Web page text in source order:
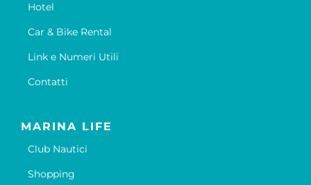
Hotel
Car & Bike Rental
Link e Numeri Utili
Contatti
MARINA LIFE
Club Nautici
Shopping